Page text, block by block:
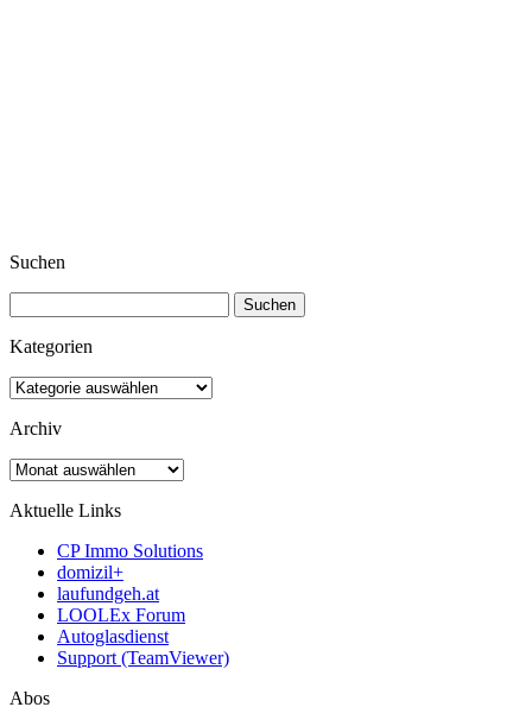
Suchen
nach:
Kategorien
Kategorien
Archiv
Archiv
Aktuelle Links
CP Immo Solutions
domizil+
laufundgeh.at
LOOLEx Forum
Autoglasdienst
Support (TeamViewer)
Abos